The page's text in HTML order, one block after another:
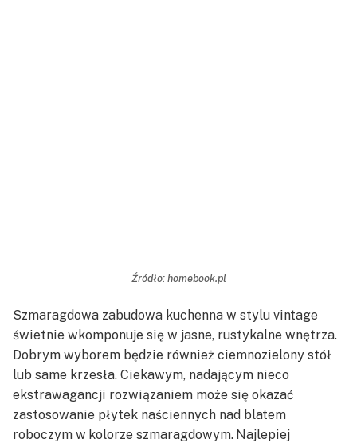
Źródło: homebook.pl
Szmaragdowa zabudowa kuchenna w stylu vintage
świetnie wkomponuje się w jasne, rustykalne wnętrza.
Dobrym wyborem będzie również ciemnozielony stół
lub same krzesła. Ciekawym, nadającym nieco
ekstrawagancji rozwiązaniem może się okazać
zastosowanie płytek naściennych nad blatem
roboczym w kolorze szmaragdowym. Najlepiej